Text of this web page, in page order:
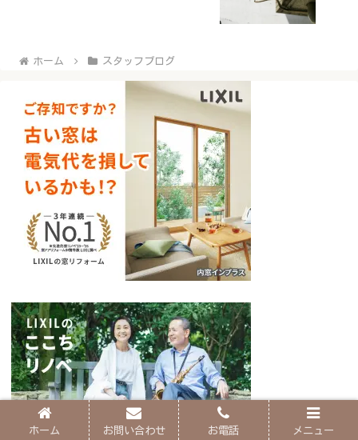
ホーム スタッフブログ
ホーム お問い合わせ お電話 メニュー